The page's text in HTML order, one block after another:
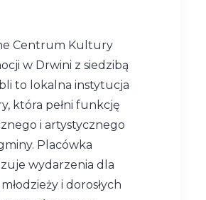
Centrum Kultury
w Drwini z siedzibą
to lokalna instytucja
która pełni funkcję
i artystycznego
Placówka
wydarzenia dla
i dorosłych